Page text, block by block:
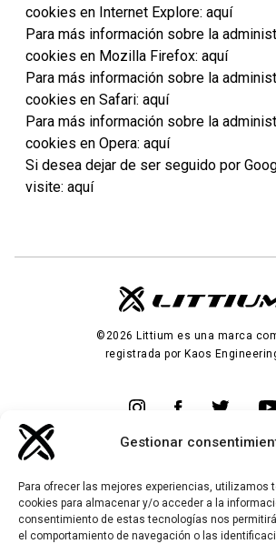
Gestionar
Para ofrecer las mejores experiencias, utilizamos
cookies para almacenar y/o acceder a la
consentimiento de estas tecnologías nos
el comportamiento de navegación o las
cookies en Internet Explore: aquí
Para más información sobre la
cookies en Mozilla Firefox: aquí
Para más información sobre la
cookies en Safari: aquí
Para más información sobre la
cookies en Opera: aquí
Si desea dejar de ser seguido por
visite: aquí
©2026 Littium es una marca
registrada por Kaos
Garantía
Hazte distribuidor
Productos